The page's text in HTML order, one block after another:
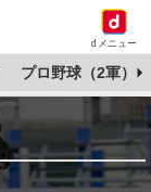
dメニュー
プロ野球（2軍）